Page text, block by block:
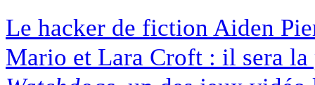
Le hacker de fiction Aiden
Mario et Lara Croft : il sera